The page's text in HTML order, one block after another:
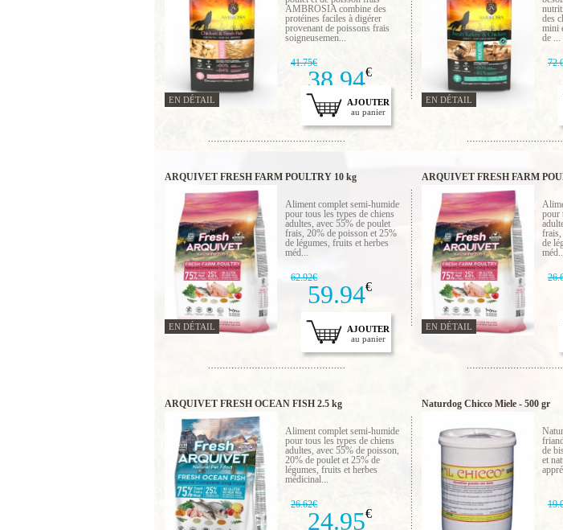
AMBROSIA combine des
protéines faciles à digérer
provenant de poissons frais
soigneusemen...
41.75€
38.94€
AJOUTER
au panier
EN DÉTAIL
des
mini
de ...
EN DÉTAIL
ARQUIVET FRESH FARM POULTRY 10 kg
Aliment complet semi-humide
pour tous les types de chiens
adultes, avec 55% de poulet
frais, 20% de poisson et 25%
de légumes, fruits et herbes
méd...
62.92€
59.94€
AJOUTER
au panier
EN DÉTAIL
ARQUIVET FRESH FARM
pour
frais,
de
EN DÉTAIL
ARQUIVET FRESH OCEAN FISH 2.5 kg
Aliment complet semi-humide
pour tous les types de chiens
adultes, avec 55% de poisson,
20% de poulet et 25% de
légumes, fruits et herbes
médicinal...
26.62€
24.95€
Naturdog Chicco Miele - 500 gr
de
et